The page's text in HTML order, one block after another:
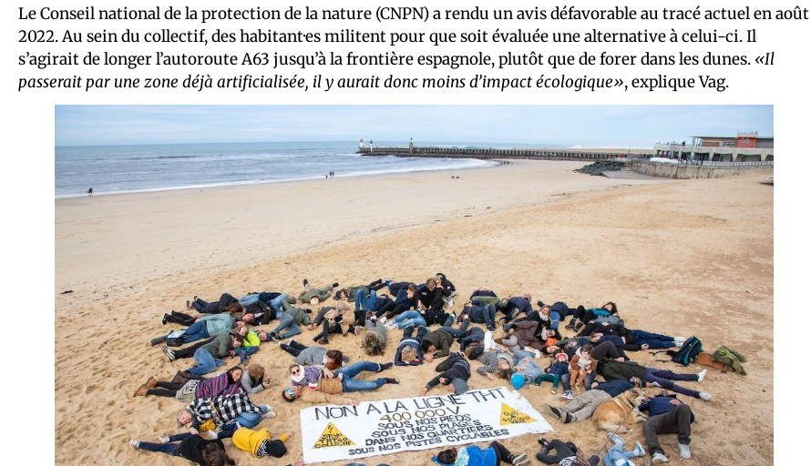
Le Conseil national de la protection de la nature (CNPN) a rendu un avis défavorable au tracé actuel en août
2022. Au sein du collectif, des habitant·es militent pour que soit évaluée une alternative à celui-ci. Il
s’agirait de longer l’autoroute A63 jusqu’à la frontière espagnole, plutôt que de forer dans les dunes. «Il
passerait par une zone déjà artificialisée, il y aurait donc moins d’impact écologique», explique Vag.